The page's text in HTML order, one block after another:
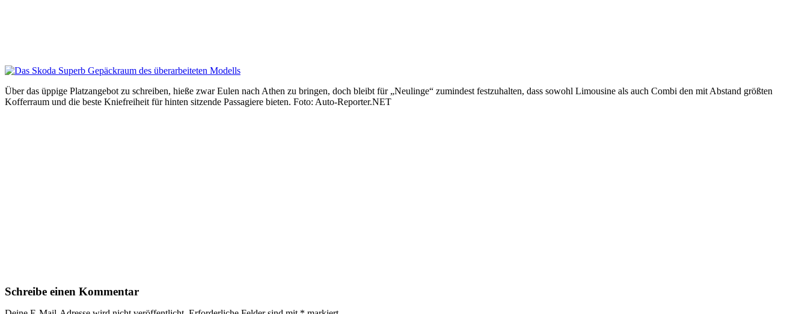
Über das üppige Platzangebot zu schreiben, hieße zwar Eulen nach Athen zu bringen, doch bleibt für „Neulinge“ zumindest festzuhalten, dass sowohl Limousine als auch Combi den mit Abstand größten
Kofferraum und die beste Kniefreiheit für hinten sitzende Passagiere bieten. Foto: Auto-Reporter.NET
Schreibe einen Kommentar